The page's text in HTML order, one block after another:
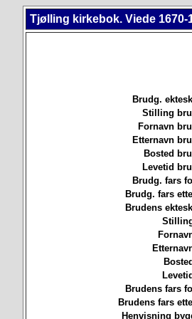
Tjølling kirkebok. Viede 1670-
Brudg.
Stilling
Fornavn
Etternavn
Bosted
Levetid
Brudg. fars
Brudg. fars
Brudens
Brudens fars
Brudens fars
Henvisning